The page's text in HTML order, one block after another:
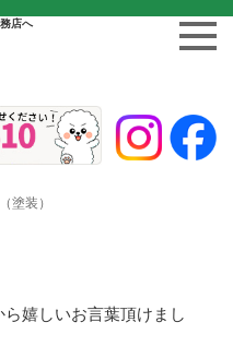
店へ
塗装）
嬉しいお言葉頂けまし